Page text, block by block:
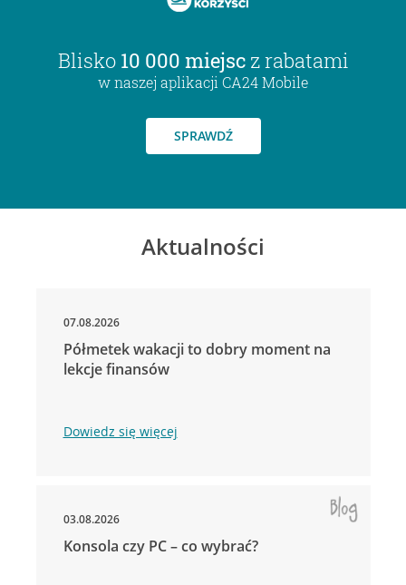
Blisko 10 000 miejsc z rabatami
w naszej aplikacji CA24 Mobile
SPRAWDŹ
Aktualności
07.08.2026
Półmetek wakacji to dobry moment na
lekcje finansów
Dowiedz się więcej
03.08.2026
Konsola czy PC – co wybrać?